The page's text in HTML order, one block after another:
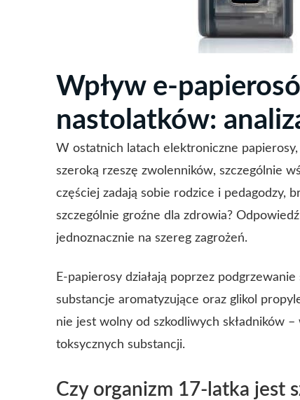
Wpływ e-
nastolatków:
W ostatnich latach elektroniczne papierosy,
szeroką rzeszę zwolenników, szczególnie
częściej zadają sobie rodzice i pedagodzy,
szczególnie groźne dla zdrowia?
jednoznacznie na szereg zagrożeń.
E-papierosy działają poprzez
substancje aromatyzujące oraz glikol
nie jest wolny od szkodliwych składników
toksycznych substancji.
Czy organizm 17-latka jest